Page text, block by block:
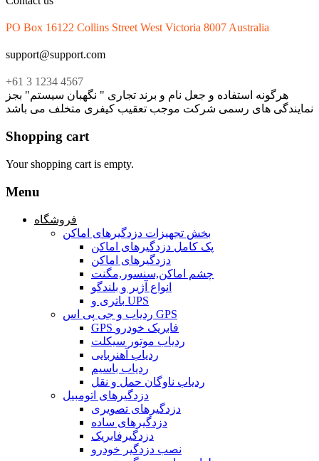
PO Box 16122 Collins Street West Victoria 8007 Australia
support@support.com
+61 3 1234 4567
هرگونه استفاده و جعل نام و برند تجاری " نگهبان سیستم" بجز
نمایندگی های رسمی شرکت موجب تعقیب کیفری متخلف می باشد
Shopping cart
Your shopping cart is empty.
Menu
فروشگاه
بخش تجهیزات دزدگیرهای اماکن
پک کامل دزدگیرهای اماکن
دزدگیرهای اماکن
چشم اماکن,سنسور,مگنت
انواع آژیر و بلندگو
باتری و UPS
ردیاب و جی پی اس GPS
GPS فابریک خودرو
ردیاب موتور سیکلت
ردیاب آهنربایی
ردیاب باسیم
ردیاب ناوگان حمل و نقل
دزدگیرهای اتومبیل
دزدگیرهای تصویری
دزدگیرهای ساده
دزدگیرفابریک
نصب دزدگیر خودرو